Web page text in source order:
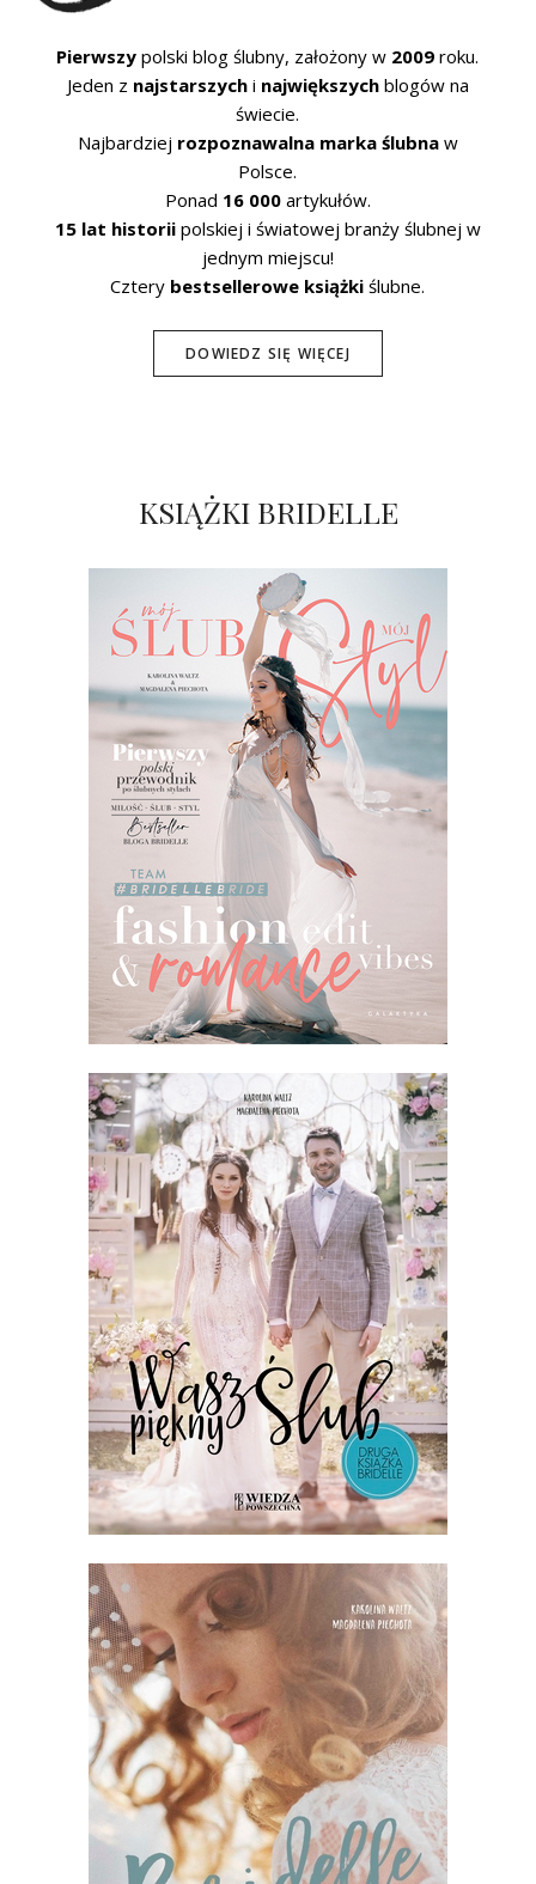
Pierwszy polski blog ślubny, założony w 2009 roku.
Jeden z najstarszychi największychblogów na
świecie.
Najbardziej rozpoznawalna marka ślubnaw
Polsce.
Ponad 16 000artykułów.
15 lat historiipolskiej i światowej branży ślubnej w
jednym miejscu!
Cztery bestsellerowe książki ślubne.
DOWIEDZ SIĘ WIĘCEJ
KSIĄŻKI BRIDELLE